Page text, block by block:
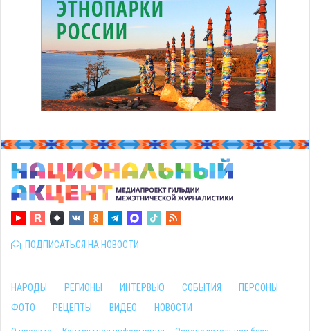
ПОДПИСАТЬСЯ НА НОВОСТИ
НАРОДЫ РЕГИОНЫ ИНТЕРВЬЮ СОБЫТИЯ
ПЕРСОНЫ
ФОТО
РЕЦЕПТЫ ВИДЕО НОВОСТИ